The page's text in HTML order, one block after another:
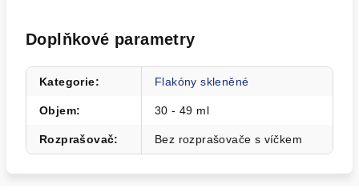
Doplňkové parametry
Kategorie: Flakóny skleněné
Objem: 30 - 49 ml
Rozprašovač: Bez rozprašovače s víčkem